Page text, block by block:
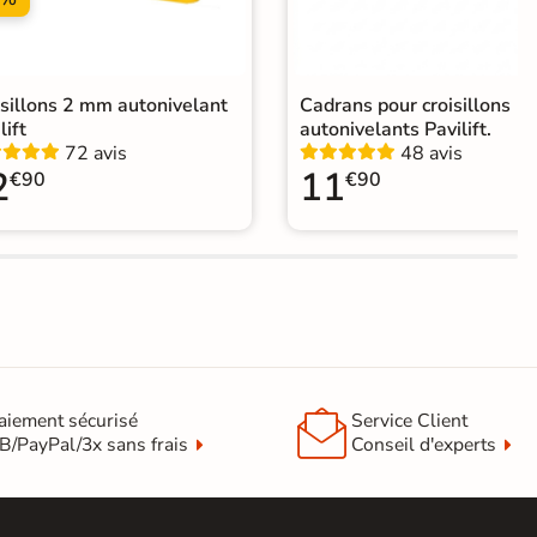
carreaux de ciment|Carrelage marron|
20x20 cm
intérieur / extérieur identique
|
sol cuisine
Carrelage salon moderne|
Chambre
2 mm autonivelant
72 avis
€90
Cadrans pour croisillons
autonivelants Pavilift.
48 avis
11€90
sécurisé
PayPal/3x sans frais
 Service Client
Conseil d'experts